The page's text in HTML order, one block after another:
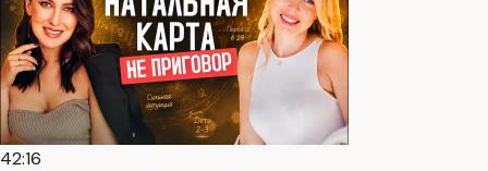
42:16